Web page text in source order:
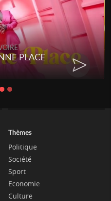
PLACE
Thèmes
Politique
Société
Sport
Economie
Culture